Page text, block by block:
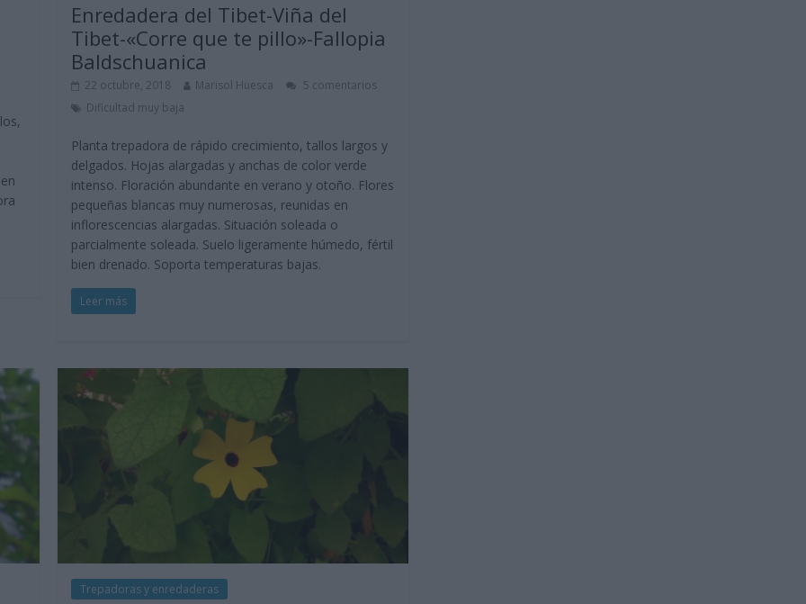
Enredadera del Tibet-Viña del
Tibet-«Corre que te pillo»-Fallopia
Baldschuanica
22 octubre, 2018 Marisol Huesca
5 comentarios
Dificultad muy baja
Planta trepadora de rápido crecimiento, tallos largos y
delgados. Hojas alargadas y anchas de color verde
intenso. Floración abundante en verano y otoño. Flores
pequeñas blancas muy numerosas, reunidas en
inflorescencias alargadas. Situación soleada o
parcialmente soleada. Suelo ligeramente húmedo, fértil
bien drenado. Soporta temperaturas bajas.
Leer más
Trepadoras y enredaderas